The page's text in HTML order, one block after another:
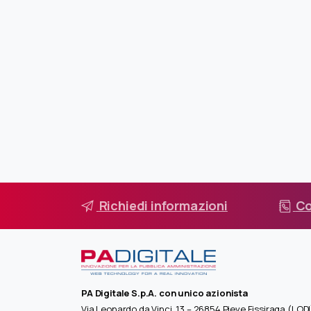
Richiedi informazioni
PA Digitale S.p.A. con unico azionista